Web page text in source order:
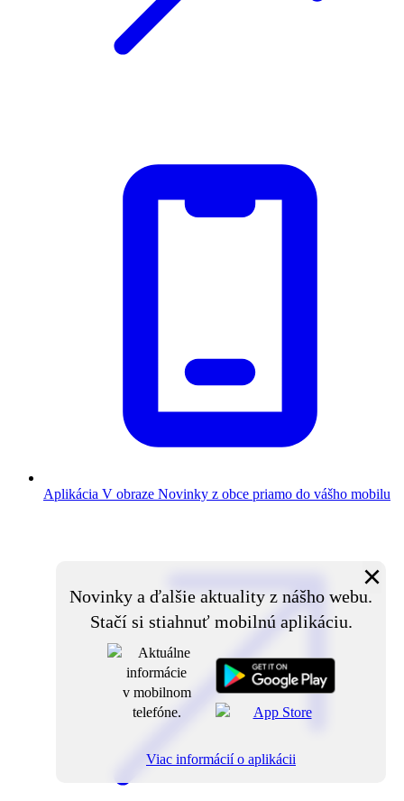
Aplikácia V obraze Novinky z obce priamo do vášho mobilu
Novinky a ďalšie aktuality z nášho webu.
Stačí si stiahnuť mobilnú aplikáciu.
×
Viac informácií o aplikácii